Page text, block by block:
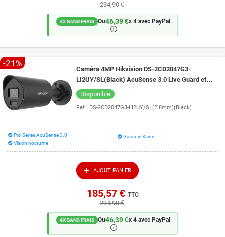
234,90 €
4X SANS FRAIS Ou46,39 €x 4 avec PayPal
🛈
-21%
Caméra 4MP Hikvision DS-2CD2047G3-
LI2UY/SL(Black) AcuSense 3.0 Live Guard et
vision de nuit intelligente 40 mètres ColorVu 3.0
Disponible
Ref : DS-2CD2047G3-LI2UY/SL(2.8mm)(Black)
Pro Series AcuSense 3.0
Vision nocturne
Garantie 3 ans
AJOUT PANIER
185,57 € TTC
234,90 €
4X SANS FRAIS Ou46,39 €x 4 avec PayPal
🛈